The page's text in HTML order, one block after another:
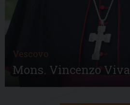
Vescovo
Mons. Vincenzo Viva